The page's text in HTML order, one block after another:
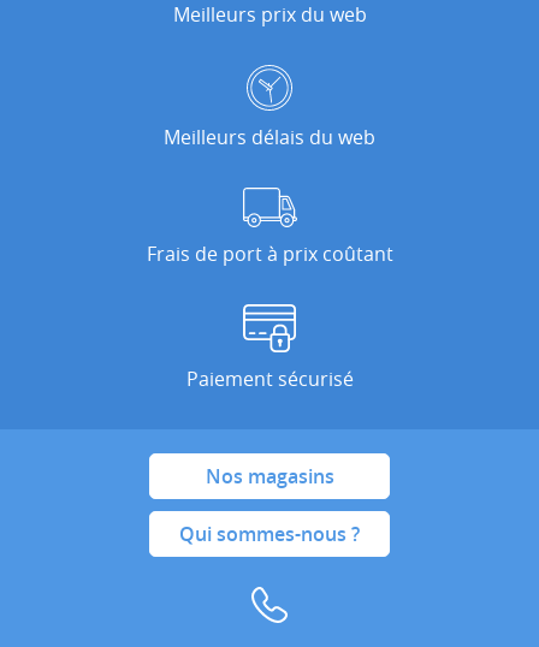
Meilleurs prix du web
Meilleurs délais du web
Frais de port à prix coûtant
Paiement sécurisé
Nos magasins
Qui sommes-nous ?